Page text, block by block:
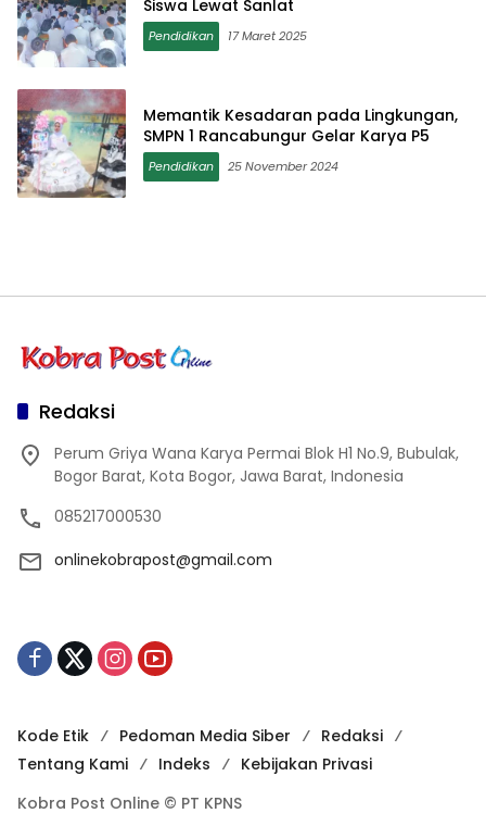
Siswa Lewat Sanlat
Pendidikan 17 Maret 2025
Memantik Kesadaran pada Lingkungan,
SMPN 1 Rancabungur Gelar Karya P5
Pendidikan 25 November 2024
Redaksi
Perum Griya Wana Karya Permai Blok H1 No.9, Bubulak,
Bogor Barat, Kota Bogor, Jawa Barat, Indonesia
085217000530
onlinekobrapost@gmail.com
Kode Etik Pedoman Media Siber
Redaksi
Tentang Kami
Indeks
Kebijakan Privasi
Kobra Post Online © PT KPNS